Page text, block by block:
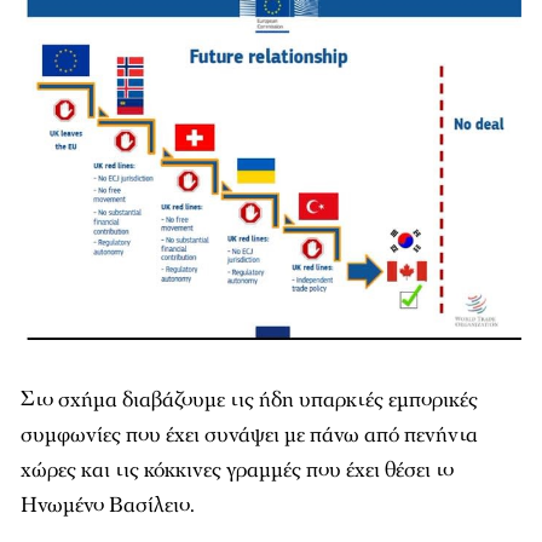
Στο σχήμα διαβάζουμε τις ήδη υπαρκτές εμπορικές
συμφωνίες που έχει συνάψει με πάνω από πενήντα
χώρες και τις κόκκινες γραμμές που έχει θέσει το
Ηνωμένο Βασίλειο.